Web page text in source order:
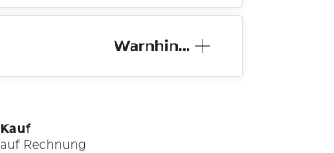
Warnhinw
Kauf
auf Rechnung